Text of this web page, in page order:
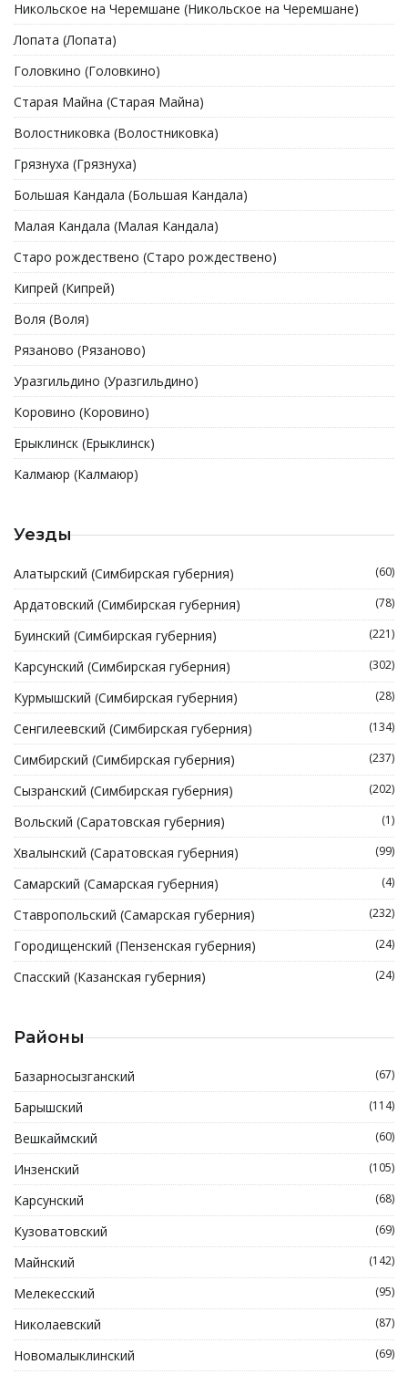
Никольское на Черемшане (Никольское на Черемшане)
Лопата (Лопата)
Головкино (Головкино)
Старая Майна (Старая Майна)
Волостниковка (Волостниковка)
Грязнуха (Грязнуха)
Большая Кандала (Большая Кандала)
Малая Кандала (Малая Кандала)
Старо рождествено (Старо рождествено)
Кипрей (Кипрей)
Воля (Воля)
Рязаново (Рязаново)
Уразгильдино (Уразгильдино)
Коровино (Коровино)
Ерыклинск (Ерыклинск)
Калмаюр (Калмаюр)
Уезды
Алатырский (Симбирская губерния) (60)
Ардатовский (Симбирская губерния) (78)
Буинский (Симбирская губерния) (221)
Карсунский (Симбирская губерния) (302)
Курмышский (Симбирская губерния) (28)
Сенгилеевский (Симбирская губерния) (134)
Симбирский (Симбирская губерния) (237)
Сызранский (Симбирская губерния) (202)
Вольский (Саратовская губерния) (1)
Хвалынский (Саратовская губерния) (99)
Самарский (Самарская губерния) (4)
Ставропольский (Самарская губерния) (232)
Городищенский (Пензенская губерния) (24)
Спасский (Казанская губерния) (24)
Районы
Базарносызганский (67)
Барышский (114)
Вешкаймский (60)
Инзенский (105)
Карсунский (68)
Кузоватовский (69)
Майнский (142)
Мелекесский (95)
Николаевский (87)
Новомалыклинский (69)